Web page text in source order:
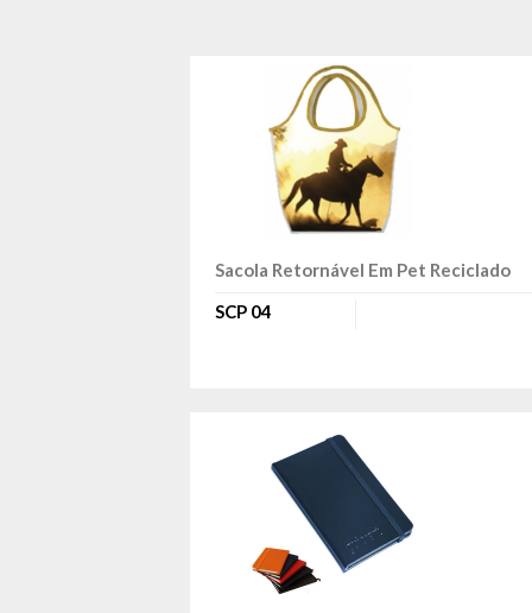
Sacola Retornável Em Pet Reciclado
SCP 04